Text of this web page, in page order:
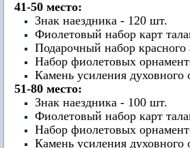
41-50 место:
Знак наездника - 120 шт.
Фиолетовый набор карт
Подарочный набор красного
Набор фиолетовых
Камень усиления
51-80 место:
Знак наездника - 100 шт.
Фиолетовый набор карт
Набор фиолетовых
Камень усиления